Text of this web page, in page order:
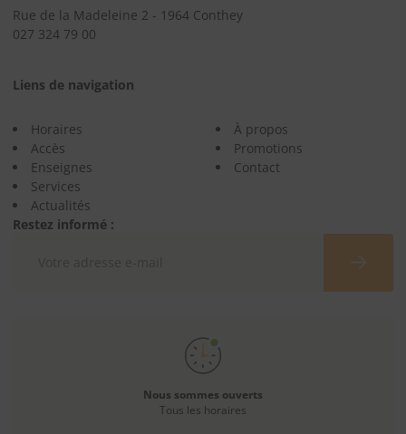
Rue de la Madeleine 2 - 1964 Conthey
027 324 79 00
Liens de navigation
Horaires
Accès
Enseignes
Services
Actualités
À propos
Promotions
Contact
Restez informé :
Nous sommes ouverts
Tous les horaires